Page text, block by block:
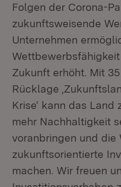
Folgen der Corona-
zukunftsweisende
Unternehmen
Zukunft erhöht. Mit
Rücklage
Krise‘ kann das
mehr Nachhaltigkeit
voranbringen und die
zukunftsorientierte
machen. Wir freuen